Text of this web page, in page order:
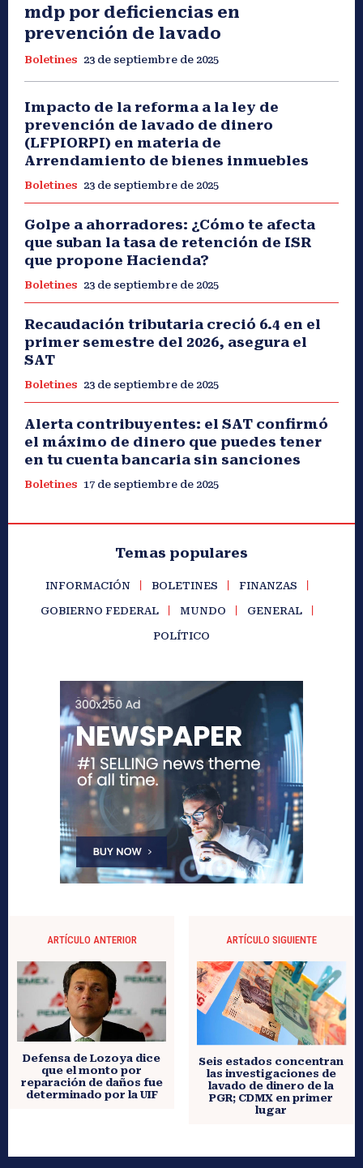
mdp por deficiencias en
prevención de lavado
Boletines 23 de septiembre de 2025
Impacto de la reforma a la ley de
prevención de lavado de dinero
(LFPIORPI) en materia de
Arrendamiento de bienes inmuebles
Boletines 23 de septiembre de 2025
Golpe a ahorradores: ¿Cómo te afecta
que suban la tasa de retención de ISR
que propone Hacienda?
Boletines 23 de septiembre de 2025
Recaudación tributaria creció 6.4 en el
primer semestre del 2026, asegura el
SAT
Boletines 23 de septiembre de 2025
Alerta contribuyentes: el SAT confirmó
el máximo de dinero que puedes tener
en tu cuenta bancaria sin sanciones
Boletines 17 de septiembre de 2025
Temas populares
INFORMACIÓN BOLETINES FINANZAS
GOBIERNO FEDERAL MUNDO GENERAL
POLÍTICO
ARTÍCULO ANTERIOR
Defensa de Lozoya dice
que el monto por
reparación de daños fue
determinado por la UIF
ARTÍCULO SIGUIENTE
Seis estados concentran
las investigaciones de
lavado de dinero de la
PGR; CDMX en primer
lugar